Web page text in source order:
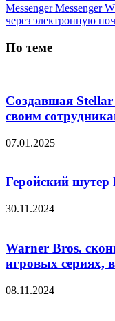
Messenger Messenger
через электронную
По теме
Создавшая Stellar
своим
07.01.2025
Геройский шутер
30.11.2024
Warner Bros.
игровых сериях,
08.11.2024